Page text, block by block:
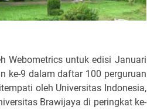
Webometrics untuk edisi Januari
ke-9 dalam daftar 100 perguruan
oleh Universitas Indonesia,
Brawijaya di peringkat ke-